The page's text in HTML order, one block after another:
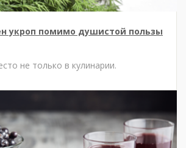
укроп помимо душистой пользы
не только в кулинарии.